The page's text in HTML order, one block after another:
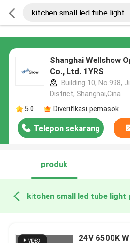
Shanghai Wellshow
Co., Ltd. 1YRS
Building 10, No.998,
District, Shanghai,Cina
5.0
Diverifikasi pemasok
Telepon sekarang
produk
24V 6500K